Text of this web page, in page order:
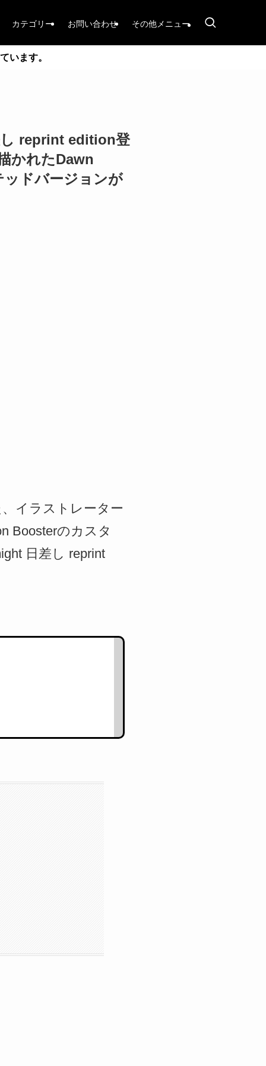
カテゴリー お問い合わせ その他メニュー
います。
reprint edition登
かれたDawn
ドバージョンが
イラストレーター
Boosterのカスタ
日差し reprint